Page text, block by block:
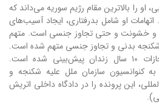
او را بالاترین مقام رژیم سوریه می‌داند که
او شامل بدرفتاری، ایجاد آسیب‌های
و خشونت و حتی تجاوز جنسی است. متهم
شکنجه بدنی و تجاوز جنسی متهم شده است.
برای هر دو متهم حداکثر مجازات ۱۰ سال زندان پیش‌بینی شده است.
به کنوانسیون سازمان ملل علیه شکنجه و
این پرونده را در دادگاه داخلی اتریش